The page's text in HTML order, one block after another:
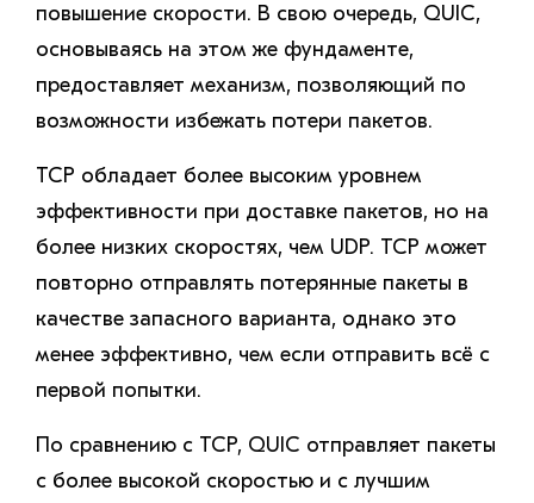
повышение скорости. В свою очередь, QUIC,
основываясь на этом же фундаменте,
предоставляет механизм, позволяющий по
возможности избежать потери пакетов.
TCP обладает более высоким уровнем
эффективности при доставке пакетов, но на
более низких скоростях, чем UDP. TCP может
повторно отправлять потерянные пакеты в
качестве запасного варианта, однако это
менее эффективно, чем если отправить всё с
первой попытки.
По сравнению с TCP, QUIC отправляет пакеты
с более высокой скоростью и с лучшим